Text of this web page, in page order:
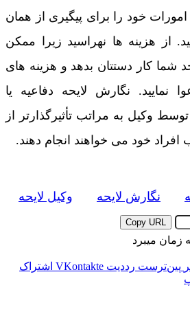
خود را برای پیگیری از همان
از هزینه ها نهراسید زیرا ممکن
شما کار دستتان بدهد و هزینه های
نگارش لایحه دفاعیه یا
وکیل به مراتب تأثیرگذارتر از
خود می خواهند انجام دهند.
نگارش لایحه وکیل لایحه
Copy URL
‫پین‌ترست ‫رددیت ‫VKontakte اشتراک